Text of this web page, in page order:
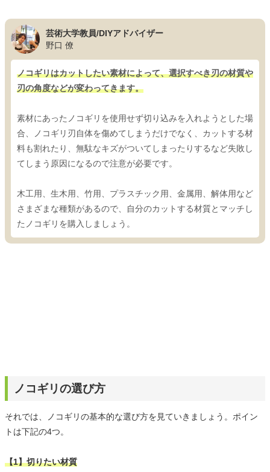
芸術大学教員/DIYアドバイザー
野口 僚
ノコギリはカットしたい素材によって、選択すべき刃の材質や
刃の角度などが変わってきます。
素材にあったノコギリを使用せず切り込みを入れようとした場
合、ノコギリ刃自体を傷めてしまうだけでなく、カットする材
料も割れたり、無駄なキズがついてしまったりするなど失敗し
てしまう原因になるので注意が必要です。
木工用、生木用、竹用、プラスチック用、金属用、解体用など
さまざまな種類があるので、自分のカットする材質とマッチし
たノコギリを購入しましょう。
ノコギリの選び方
それでは、ノコギリの基本的な選び方を見ていきましょう。ポイン
トは下記の4つ。
【1】切りたい材質